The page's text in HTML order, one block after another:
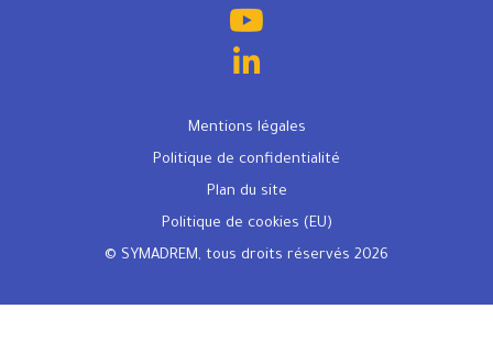
Mentions légales
Politique de confidentialité
Plan du site
Politique de cookies (EU)
© SYMADREM, tous droits réservés 2026